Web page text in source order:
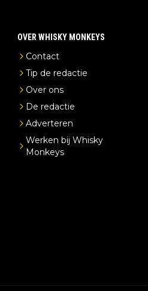
OVER WHISKY MONKEYS
Contact
Tip de redactie
Over ons
De redactie
Adverteren
Werken bij Whisky
Monkeys